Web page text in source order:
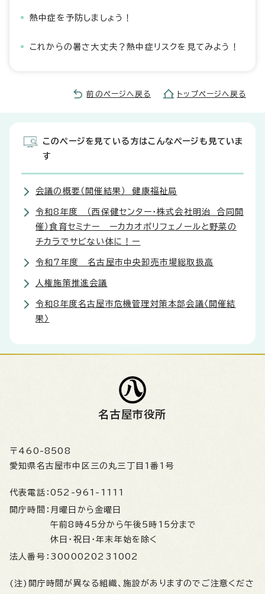
熱中症を予防しましょう！
これからの暑さ大丈夫？熱中症リスクを見てみよう！
前のページへ戻る トップページへ戻る
このページを見ている方はこんなページも見ていま
す
会議の概要（開催結果） 健康福祉局
令和8年度 （西保健センター・株式会社明治 合同開
催）食育セミナー ーカカオポリフェノールと野菜の
チカラでサビない体に！ー
令和7年度 名古屋市中央卸売市場総取扱高
人権施策推進会議
令和8年度名古屋市危機管理対策本部会議〈開催結
果〉
名古屋市役所
〒460-8508
愛知県名古屋市中区三の丸三丁目1番1号
代表電話： 052-961-1111
開庁時間： 月曜日から金曜日
午前8時45分から午後5時15分まで
休日・祝日・年末年始を除く
法人番号： 3000020231002
(注)開庁時間が異なる組織、施設がありますのでご注意くださ